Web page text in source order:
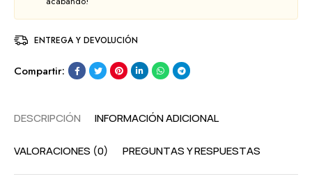
ENTREGA Y DEVOLUCIÓN
Compartir:
DESCRIPCIÓN INFORMACIÓN ADICIONAL
VALORACIONES (0) PREGUNTAS Y RESPUESTAS